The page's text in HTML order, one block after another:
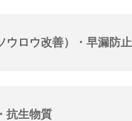
ウロウ改善）・早漏防止
抗生物質